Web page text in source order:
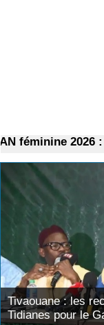
2026 : le
Tivaouane : les
Tidianes pour le